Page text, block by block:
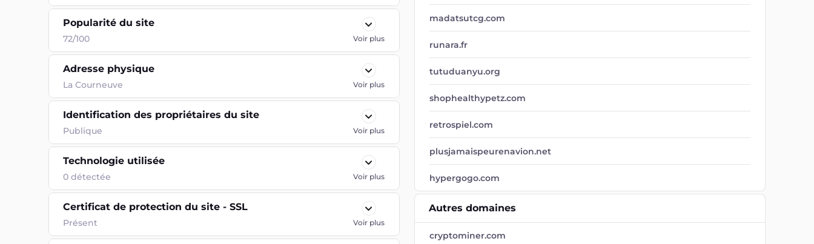
Popularité du site
72/100 Voir plus
Adresse physique
La Courneuve Voir plus
Identification des propriétaires du site
Publique Voir plus
Technologie utilisée
0 détectée Voir plus
Certificat de protection du site - SSL
Présent Voir plus
madatsutcg.com
runara.fr
tutuduanyu.org
shophealthypetz.com
retrospiel.com
plusjamaispeurenavion.net
hypergogo.com
Autres domaines
cryptominer.com